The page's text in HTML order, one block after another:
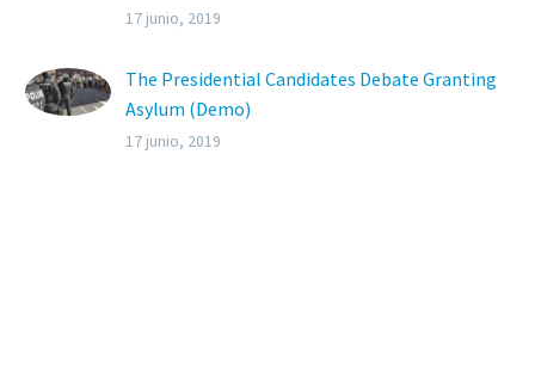
Lorem ipsum dolor sit ametcon sectetur
labore et dolore.
17 junio, 2019
The Presidential Candidates Debate Granting
Asylum (Demo)
Lorem ipsum dolor sit amet, elit sed do
17 junio, 2019